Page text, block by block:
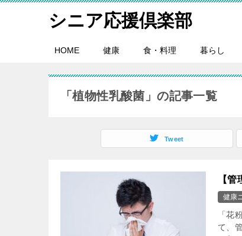
シニア応援倶楽部
HOME 健康 食・料理 暮らし
「植物性乳酸菌」の記事一覧
Tweet
【
健康
「花
て、